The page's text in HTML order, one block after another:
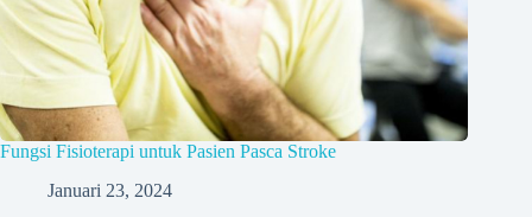
Fungsi Fisioterapi untuk Pasien Pasca Stroke
Januari 23, 2024